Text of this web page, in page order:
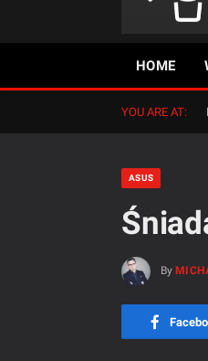
HOME
YOU ARE AT:
ASUS
By